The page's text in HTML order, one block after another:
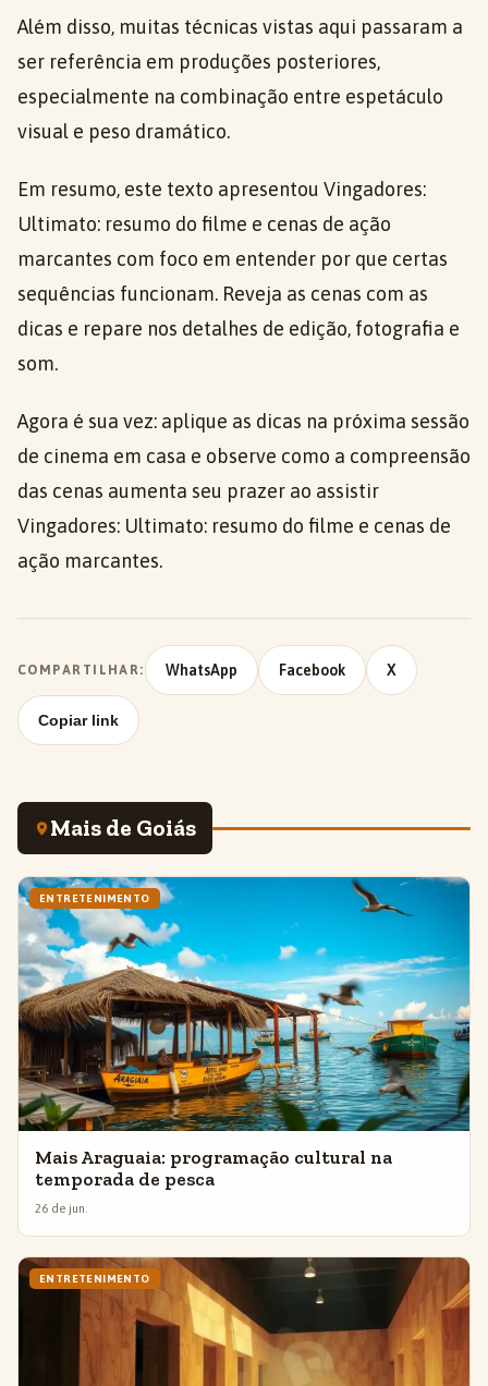
Além disso, muitas técnicas vistas aqui passaram a
ser referência em produções posteriores,
especialmente na combinação entre espetáculo
visual e peso dramático.
Em resumo, este texto apresentou Vingadores:
Ultimato: resumo do filme e cenas de ação
marcantes com foco em entender por que certas
sequências funcionam. Reveja as cenas com as
dicas e repare nos detalhes de edição, fotografia e
som.
Agora é sua vez: aplique as dicas na próxima sessão
de cinema em casa e observe como a compreensão
das cenas aumenta seu prazer ao assistir
Vingadores: Ultimato: resumo do filme e cenas de
ação marcantes.
COMPARTILHAR: WhatsApp Facebook X
Copiar link
Mais de Goiás
ENTRETENIMENTO
Mais Araguaia: programação cultural na
temporada de pesca
26 de jun.
ENTRETENIMENTO